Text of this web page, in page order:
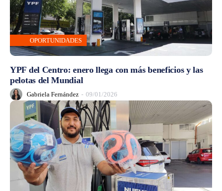
OPORTUNIDADES
YPF del Centro: enero llega con más beneficios y las
pelotas del Mundial
Gabriela Fernández - 09/01/2026